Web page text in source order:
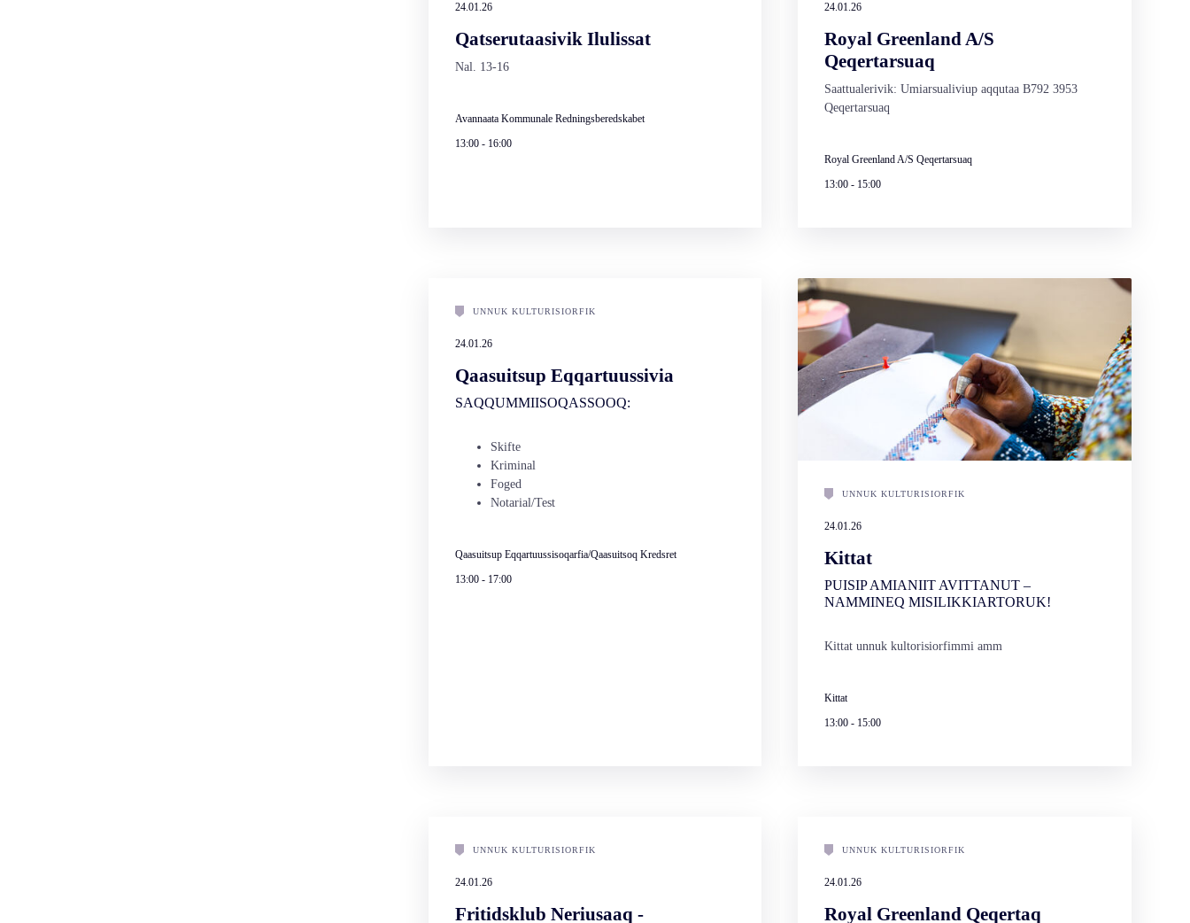
24.01.26
Qatserutaasivik Ilulissat
Nal. 13-16
Avannaata Kommunale Redningsberedskabet
13:00- 16:00
24.01.26
Royal Greenland A/S
Qeqertarsuaq
Saattualerivik: Umiarsualiviup aqqutaa B792 3953
Qeqertarsuaq
Royal Greenland A/S Qeqertarsuaq
13:00 - 15:00
UNNUK KULTURISIORFIK
24.01.26
Qaasuitsup Eqqartuussivia
SAQQUMMIISOQASSOOQ:
Skifte
Kriminal
Foged
Notarial/Test
Qaasuitsup Eqqartuussisoqarfia/Qaasuitsoq Kredsret
13:00- 17:00
UNNUK KULTURISIORFIK
24.01.26
Kittat
PUISIP AMIANIIT AVITTANUT –
NAMMINEQ MISILIKKIARTORUK!
Kittat unnuk kultorisiorfimmi amm
Kittat
13:00 - 15:00
UNNUK KULTURISIORFIK
24.01.26
Fritidsklub Neriusaaq -
UNNUK KULTURISIORFIK
24.01.26
Royal Greenland Qeqertaq